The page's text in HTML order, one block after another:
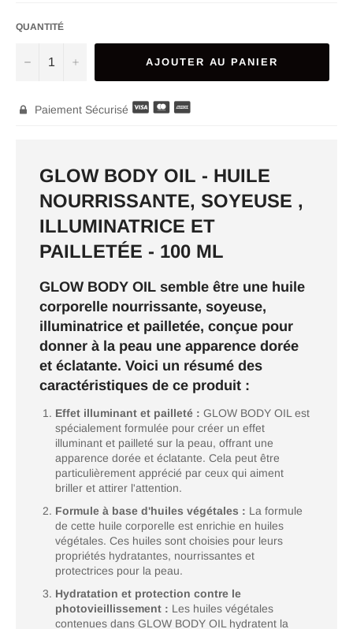
QUANTITÉ
− + AJOUTER AU PANIER
 Paiement Sécurisé
GLOW BODY OIL - HUILE
NOURRISSANTE, SOYEUSE ,
ILLUMINATRICE ET
PAILLETÉE - 100 ML
GLOW BODY OIL semble être une huile
corporelle nourrissante, soyeuse,
illuminatrice et pailletée, conçue pour
donner à la peau une apparence dorée
et éclatante. Voici un résumé des
caractéristiques de ce produit :
Effet illuminant et pailleté : GLOW BODY OIL est
spécialement formulée pour créer un effet
illuminant et pailleté sur la peau, offrant une
apparence dorée et éclatante. Cela peut être
particulièrement apprécié par ceux qui aiment
briller et attirer l'attention.
Formule à base d'huiles végétales : La formule
de cette huile corporelle est enrichie en huiles
végétales. Ces huiles sont choisies pour leurs
propriétés hydratantes, nourrissantes et
protectrices pour la peau.
Hydratation et protection contre le
photovieillissement : Les huiles végétales
contenues dans GLOW BODY OIL hydratent la